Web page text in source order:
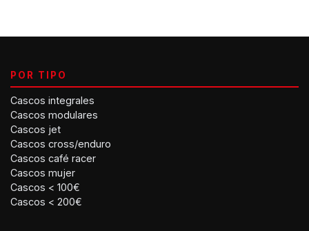
POR TIPO
Cascos integrales
Cascos modulares
Cascos jet
Cascos cross/enduro
Cascos café racer
Cascos mujer
Cascos < 100€
Cascos < 200€